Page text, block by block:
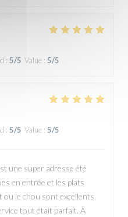
: 5/5 Value : 5/5
: 5/5 Value : 5/5
une super adresse été
en entrée et les plats
le chou sont excellents.
tout était parfait. À